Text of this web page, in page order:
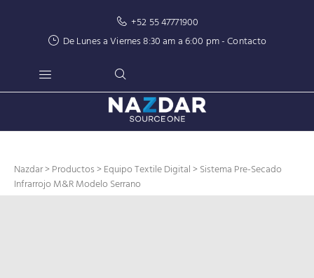
+52 55 47771900
De Lunes a Viernes 8:30 am a 6:00 pm -Contacto
Nazdar>Productos>Equipo Textile Digital> Sistema Pre-Secado
Infrarrojo M&R Modelo Serrano